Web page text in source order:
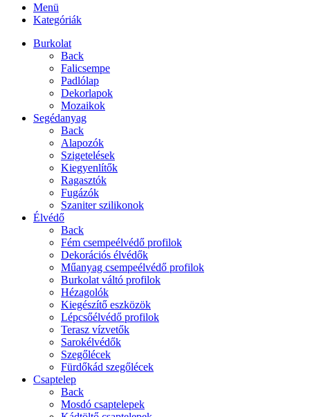
Menü
Kategóriák
Burkolat
Back
Falicsempe
Padlólap
Dekorlapok
Mozaikok
Segédanyag
Back
Alapozók
Szigetelések
Kiegyenlítők
Ragasztók
Fugázók
Szaniter szilikonok
Élvédő
Back
Fém csempeélvédő profilok
Dekorációs élvédők
Műanyag csempeélvédő profilok
Burkolat váltó profilok
Hézagolók
Kiegészítő eszközök
Lépcsőélvédő profilok
Terasz vízvetők
Sarokélvédők
Szegőlécek
Fürdőkád szegőlécek
Csaptelep
Back
Mosdó csaptelepek